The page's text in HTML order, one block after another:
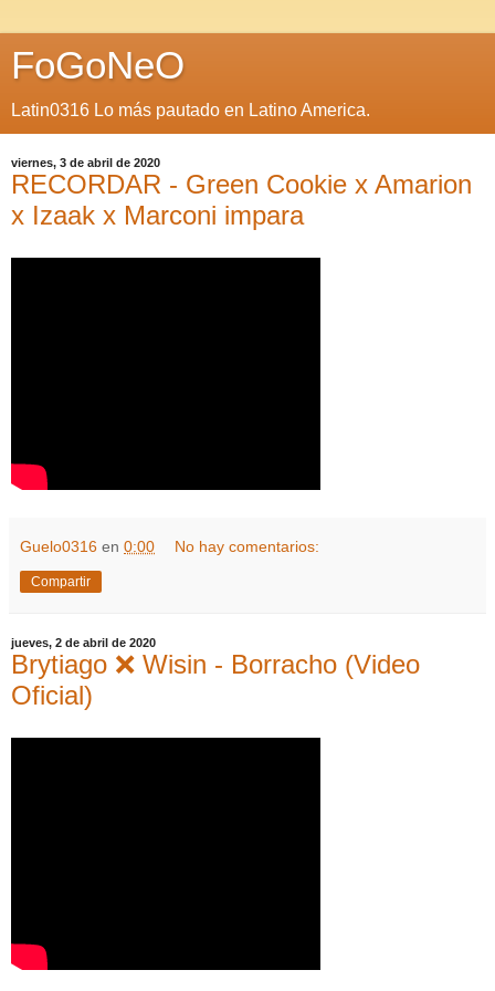
FoGoNeO
Latin0316 Lo más pautado en Latino America.
viernes, 3 de abril de 2020
RECORDAR - Green Cookie x Amarion
x Izaak x Marconi impara
Guelo0316 en 0:00 No hay comentarios:
Compartir
jueves, 2 de abril de 2020
Brytiago ❌ Wisin - Borracho (Video
Oficial)